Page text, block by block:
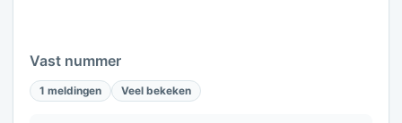
Vast nummer
1 meldingen Veel bekeken